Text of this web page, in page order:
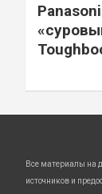
Все материалы на
источников и